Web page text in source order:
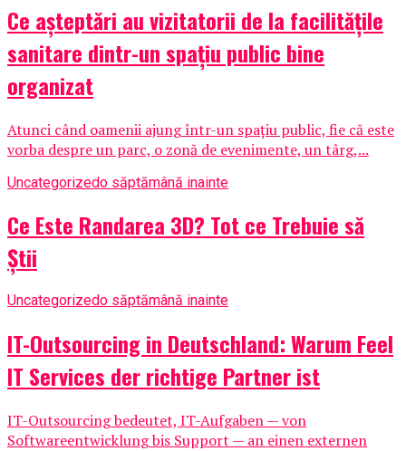
Ce așteptări au vizitatorii de la facilitățile
sanitare dintr-un spațiu public bine
organizat
Atunci când oamenii ajung într-un spațiu public, fie că este
vorba despre un parc, o zonă de evenimente, un târg,...
Uncategorizedo săptămână inainte
Ce Este Randarea 3D? Tot ce Trebuie să
Știi
Uncategorizedo săptămână inainte
IT-Outsourcing in Deutschland: Warum Feel
IT Services der richtige Partner ist
IT-Outsourcing bedeutet, IT-Aufgaben — von
Softwareentwicklung bis Support — an einen externen